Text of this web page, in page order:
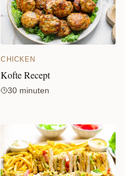
CHICKEN
Kofte Recept
30 minuten